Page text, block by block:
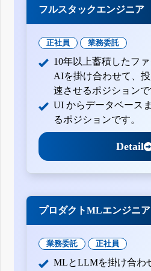
フルスタックエンジニア
正社員 業務委託
10年以上蓄積したフ
AIを掛け合わせて、
速させるポジションで
UI からデータベース
るポジションです。
Detail
プロダクトMLエンジニア
業務委託 正社員
MLとLLMを掛け合わ